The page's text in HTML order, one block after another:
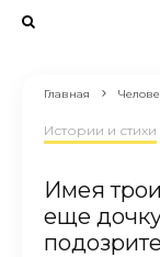
Главная
Истории и стихи
Имея
еще